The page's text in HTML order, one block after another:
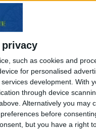
privacy
such as cookies and
for personalised
development. With
through device
Alternatively you may
before
but you have a right